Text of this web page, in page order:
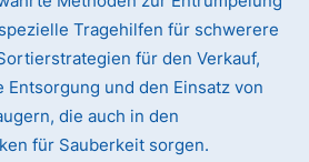
Tragehilfen für schwerere
für den Verkauf,
Entsorgung und den Einsatz von
die auch in den
für Sauberkeit sorgen.